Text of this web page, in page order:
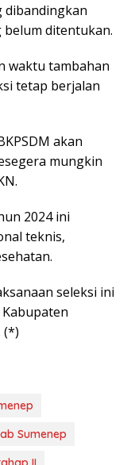
dibandingkan
belum ditentukan.
waktu tambahan
tetap berjalan
akan
mungkin
2024 ini
teknis,
seleksi ini
(*)
Sumenep